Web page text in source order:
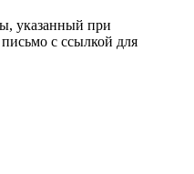
указанный при
с ссылкой для